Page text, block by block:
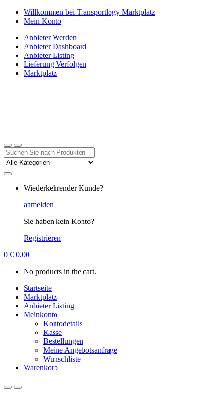
Navigation
Zum
Inhalt
Willkommen bei Transportlogy Marktplatz
Mein Konto
Anbieter Werden
Anbieter Dashboard
Anbieter Listing
Lieferung Verfolgen
Marktplatz
Suchen
nach:
Wiederkehrender Kunde?
anmelden
Sie haben kein Konto?
Registrieren
0 € 0,00
No products in the cart.
Startseite
Marktplatz
Anbieter Listing
Meinkonto
Kontodetails
Kasse
Bestellungen
Meine Angebotsanfrage
Wunschliste
Warenkorb